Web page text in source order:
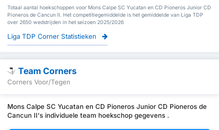
Totaal aantal hoekschoppen voor Mons Calpe SC Yucatan en CD Pioneros Junior CD
Pioneros de Cancun II. Het competitiegemiddelde is het gemiddelde van Liga TDP
over 2650 wedstrijden in het seizoen 2025/2026
Liga TDP Corner Statistieken
Team Corners
Corners Voor/Tegen
Mons Calpe SC Yucatan en CD Pioneros Junior CD Pioneros de
Cancun II's individuele team hoekschop gegevens .